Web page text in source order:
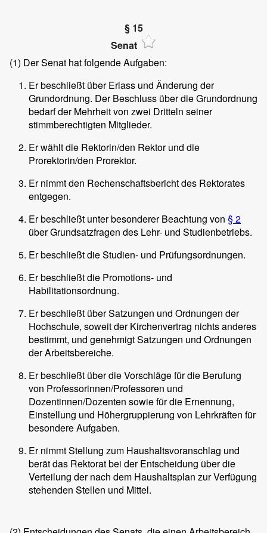
§ 15
Senat
(1) Der Senat hat folgende Aufgaben:
Er beschließt über Erlass und Änderung der
Grundordnung. Der Beschluss über die Grundordnung
bedarf der Mehrheit von zwei Dritteln seiner
stimmberechtigten Mitglieder.
Er wählt die Rektorin/den Rektor und die
Prorektorin/den Prorektor.
Er nimmt den Rechenschaftsbericht des Rektorates
entgegen.
Er beschließt unter besonderer Beachtung von § 2
über Grundsatzfragen des Lehr- und Studienbetriebs.
Er beschließt die Studien- und Prüfungsordnungen.
Er beschließt die Promotions- und
Habilitationsordnung.
Er beschließt über Satzungen und Ordnungen der
Hochschule, soweit der Kirchenvertrag nichts anderes
bestimmt, und genehmigt Satzungen und Ordnungen
der Arbeitsbereiche.
Er beschließt über die Vorschläge für die Berufung
von Professorinnen/Professoren und
Dozentinnen/Dozenten sowie für die Ernennung,
Einstellung und Höhergruppierung von Lehrkräften für
besondere Aufgaben.
Er nimmt Stellung zum Haushaltsvoranschlag und
berät das Rektorat bei der Entscheidung über die
Verteilung der nach dem Haushaltsplan zur Verfügung
stehenden Stellen und Mittel.